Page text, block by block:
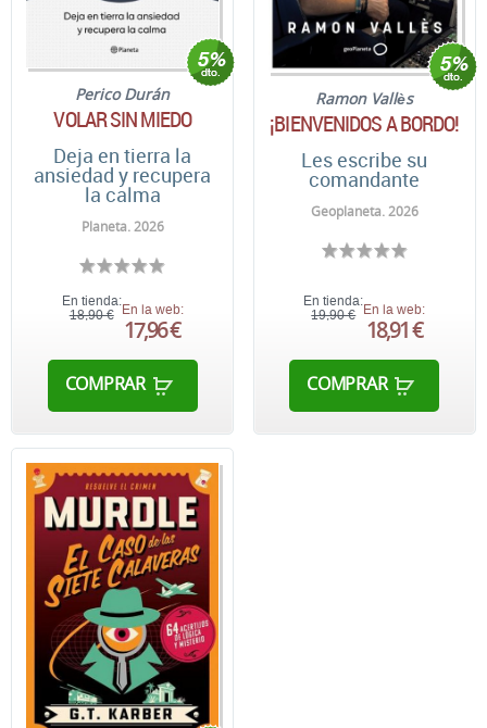
Perico Durán
VOLAR SIN MIEDO
Deja en tierra la
ansiedad y recupera
la calma
Planeta. 2026
En tienda:
18,90 € En la web:
17,96 €
COMPRAR
Ramon Vallès
¡BIENVENIDOS A BORDO!
Les escribe su
comandante
Geoplaneta. 2026
En tienda:
19,90 €
En la web:
18,91 €
COMPRAR